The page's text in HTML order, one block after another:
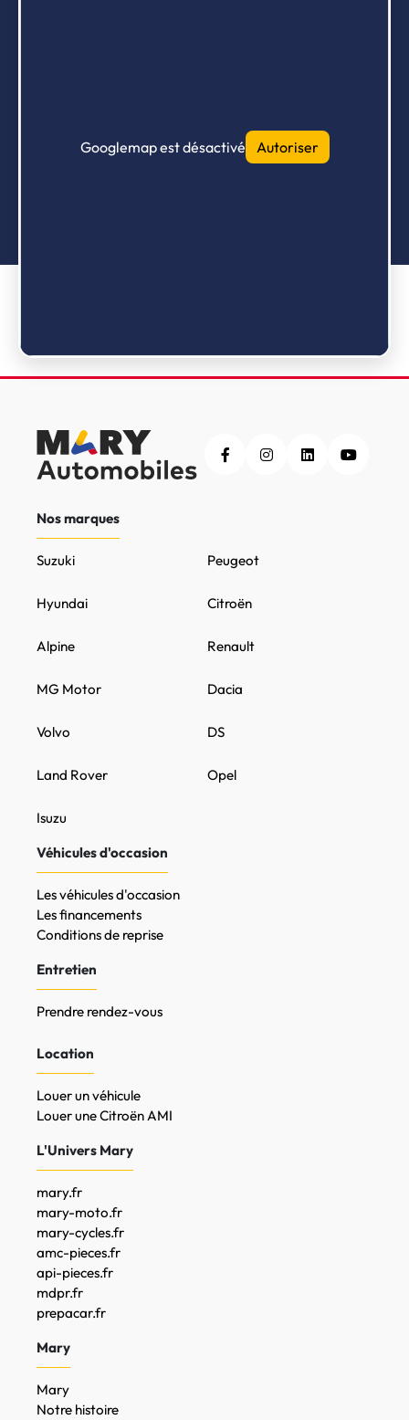
Googlemap est désactivé Autoriser
Nos marques
Peugeot
DS
MG Motor
Citroën
Opel
Volvo
Renault
Hyundai
Land Rover
Dacia
Alpine
Isuzu
Suzuki
Véhicules d'occasion
Les véhicules d'occasion
Les financements
Conditions de reprise
Entretien
Prendre rendez-vous
Location
Louer un véhicule
Louer une Citroën AMI
L'Univers Mary
mary.fr
mary-moto.fr
mary-cycles.fr
amc-pieces.fr
api-pieces.fr
mdpr.fr
prepacar.fr
Mary
Mary
Notre histoire